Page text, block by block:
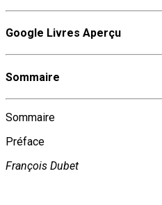
Google Livres Aperçu
Sommaire
Sommaire
Préface
François Dubet